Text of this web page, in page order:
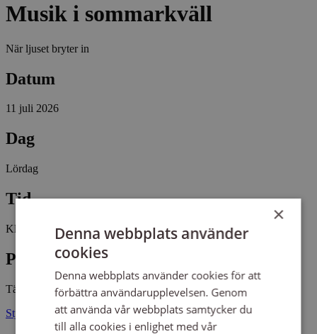
Musik i sommarkväll
När ljuset bryter in
Datum
11 juli 2026
Dag
Lördag
Tid
Kl 18:00 - 19:00
Plats
Tävelsås kyrka
Stjärnviksvägen 4 35595 TÄVELSÅS
×
Denna webbplats använder
cookies
Denna webbplats använder cookies för att
förbättra användarupplevelsen. Genom
att använda vår webbplats samtycker du
till alla cookies i enlighet med vår